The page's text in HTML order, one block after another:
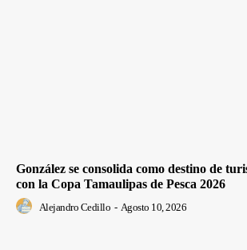
González se consolida como destino de
con la Copa Tamaulipas de Pesca 2026
Alejandro Cedillo - Agosto 10, 2026